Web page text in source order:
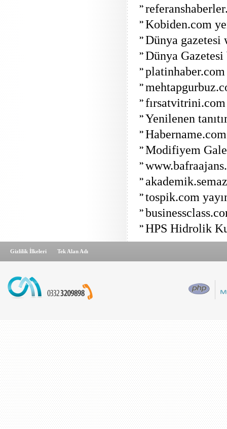
Kobiden.com
Dünya gazetesi
Dünya
platinhaber.com
Yenilenen
Modifiyem
tospik.com
HPS Hidrolik
Gizlilik İlkeleri Tek Alan Adı